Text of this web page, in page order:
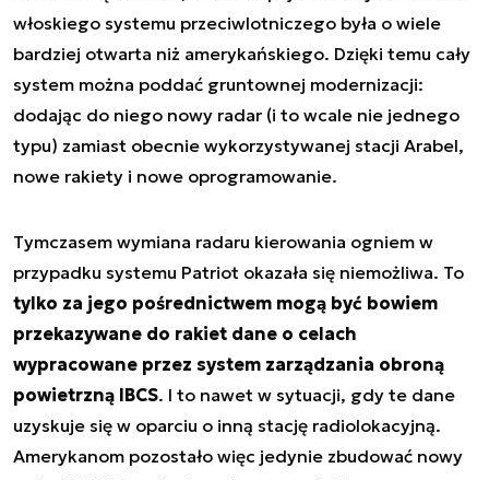
włoskiego systemu przeciwlotniczego była o wiele
bardziej otwarta niż amerykańskiego. Dzięki temu cały
system można poddać gruntownej modernizacji:
dodając do niego nowy radar (i to wcale nie jednego
typu) zamiast obecnie wykorzystywanej stacji Arabel,
nowe rakiety i nowe oprogramowanie.
Tymczasem wymiana radaru kierowania ogniem w
przypadku systemu Patriot okazała się niemożliwa. To
tylko za jego pośrednictwem mogą być bowiem
przekazywane do rakiet dane o celach
wypracowane przez system zarządzania obroną
powietrzną IBCS. I to nawet w sytuacji, gdy te dane
uzyskuje się w oparciu o inną stację radiolokacyjną.
Amerykanom pozostało więc jedynie zbudować nowy